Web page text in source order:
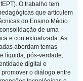
O trabalho tem
que articulem
do Ensino Médio
de uma
e contextualizada. As
abordam temas
líquida, pós-verdade,
digital e
o diálogo entre